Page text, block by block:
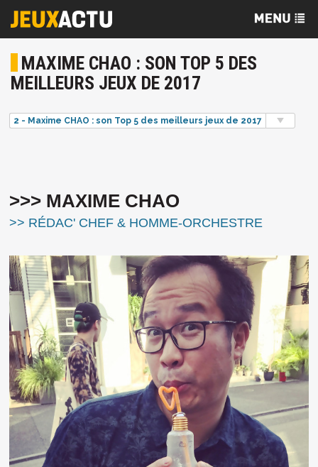
MAXIME CHAO : SON TOP 5 DES
MEILLEURS JEUX DE 2017
2 - Maxime CHAO : son Top 5 des meilleurs jeux de 2017
>>> MAXIME CHAO
>> RÉDAC' CHEF & HOMME-ORCHESTRE